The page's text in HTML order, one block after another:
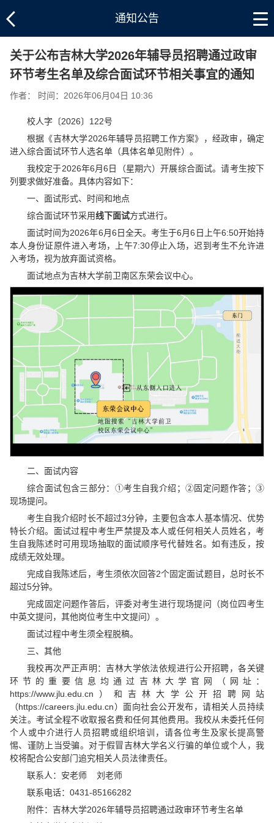
通知公告
关于公布吉林大学2026年辅导员招聘通过政审
环节考生名单及综合面试环节相关事宜的通知
作者： 时间：2026年06月04日 10:36
校人字〔2026〕122号
根据《吉林大学2026年辅导员招聘工作方案》，经政审，确定
进入综合面试环节人选名单（具体名单见附件）。
我校定于2026年6月6日（星期六）开展综合面试。请考生按下
列要求做好准备。具体内容如下：
一、面试形式、时间和地点
综合面试环节采用线下面试方式进行。
面试时间为2026年6月6日全天。考生于6月6日上午6:50开始持
本人身份证原件进入考场，上午7:30停止入场，迟到考生不允许进
入考场，视为放弃面试资格。
面试地点为吉林大学前卫南区东荣会议中心。
二、面试内容
综合面试包含三部分：①考生自我介绍；②固定问题作答；③
现场提问。
考生自我介绍时长不超过3分钟，主要包含本人基本情况、优势
特长介绍。面试过程中考生严禁提及本人或任何相关人员姓名，考
生自我陈述时可用现场抽取的面试顺序号代替姓名。如有违反，按
成绩无效处理。
完成自我陈述后，考生须依次回答2个固定面试题目，总时长不
超过5分钟。
完成固定问题作答后，评委对考生进行现场提问（岗位四考生
中英文提问，其他岗位考生中文提问）。
面试过程中考生须全程脱稿。
三、其他
我校再次严正声明：吉林大学依法依规进行公开招聘，各关键
环节的重要信息均通过吉林大学官网（网址：
https://www.jlu.edu.cn）和吉林大学公开招聘网站
（https://careers.jlu.edu.cn）面向社会公开发布，请相关人员持续
关注。考试全程不收取报名费和任何其他费用。我校从未委托任何
个人或中介进行人员招聘或组织培训，请各位考生及家长提高警
惕、谨防上当受骗。对于假冒吉林大学名义行骗的单位或个人，我
校将配合公安部门追究相关人员法律责任。
联系人：安老师 刘老师
联系电话：0431-85166282
附件：吉林大学2026年辅导员招聘通过政审环节考生名单